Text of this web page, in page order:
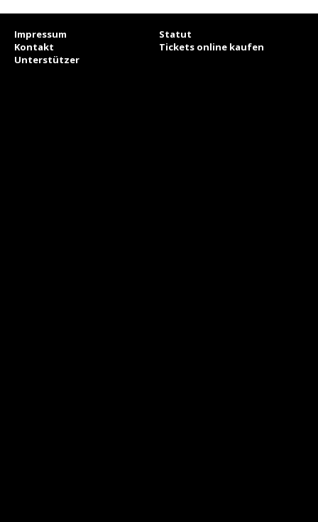
Impressum
Statut
Kontakt
Tickets online kaufen
Unterstützer